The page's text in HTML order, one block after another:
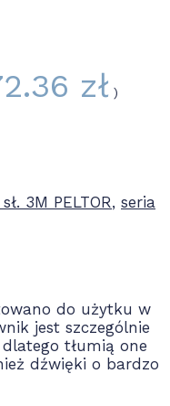
zł )
3M PELTOR, seria
do użytku w
jest szczególnie
tłumią one
dźwięki o bardzo